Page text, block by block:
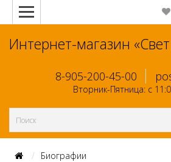
Интернет-магазин
8-905-200-45-00
Вторник-Пятница: с
Биографии